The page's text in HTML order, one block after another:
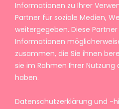
Informationen zu Ihrer
Partner für soziale Medien,
weitergegeben. Diese
Informationen
zusammen, die Sie ihnen
sie im Rahmen Ihrer
haben.
Datenschutzerklärung und -